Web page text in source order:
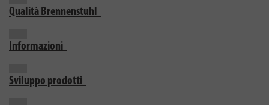
Qualità Brennenstuhl
Informazioni
Sviluppo prodotti